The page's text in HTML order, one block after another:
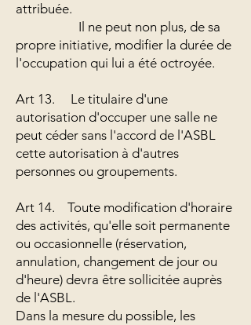
attribuée.
Il ne peut non plus, de sa
propre initiative, modifier la durée de
l'occupation qui lui a été octroyée.
Art 13. Le titulaire d'une
autorisation d'occuper une salle ne
peut céder sans l'accord de l'ASBL
cette autorisation à d'autres
personnes ou groupements.
Art 14. Toute modification d'horaire
des activités, qu'elle soit permanente
ou occasionnelle (réservation,
annulation, changement de jour ou
d'heure) devra être sollicitée auprès
de l'ASBL.
Dans la mesure du possible, les